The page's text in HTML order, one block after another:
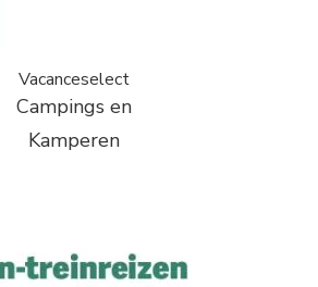
Vacanceselect
Campings en
Kamperen